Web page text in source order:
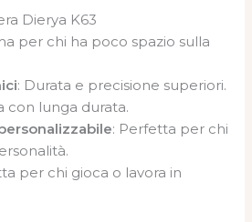
Dierya K63
per chi ha poco spazio sulla
: Durata e precisione superiori.
con lunga durata.
: Perfetta per chi
per chi gioca o lavora in